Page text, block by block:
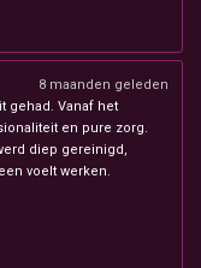
8 maanden geleden
gehad. Vanaf het
en pure zorg.
diep gereinigd,
voelt werken.